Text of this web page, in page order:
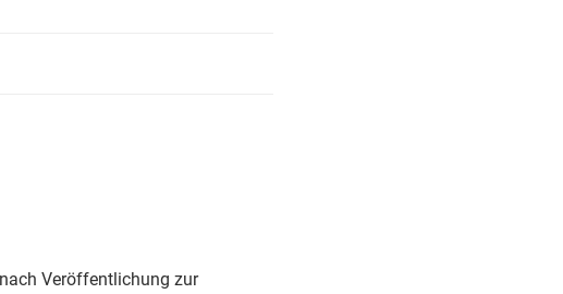
Veröffentlichung zur